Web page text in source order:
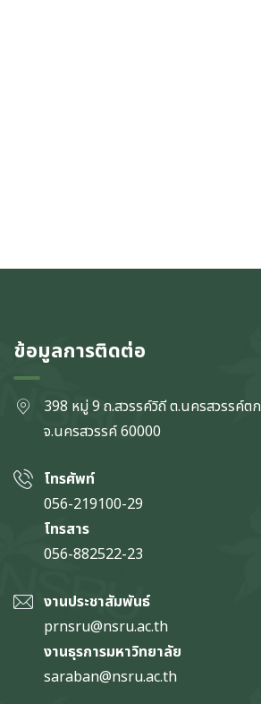
ข้อมูลการติดต่อ
398 หมู่ 9 ถ.สวรรค์วิถี ต.นครสวรรค์ตก
จ.นครสวรรค์60000
โทรศัพท์
056-219100-29
โทรสาร
056-882522-23
งานประชาสัมพันธ์
prnsru@nsru.ac.th
งานธุรการมหาวิทยาลัย
saraban@nsru.ac.th